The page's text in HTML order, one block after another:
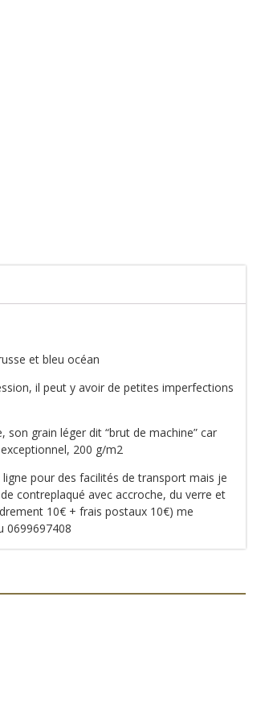
et bleu océan
il peut y avoir de petites imperfections
son grain léger dit “brut de machine” car
200 g/m2
pour des facilités de transport mais je
contreplaqué avec accroche, du verre et
10€ + frais postaux 10€) me
0699697408